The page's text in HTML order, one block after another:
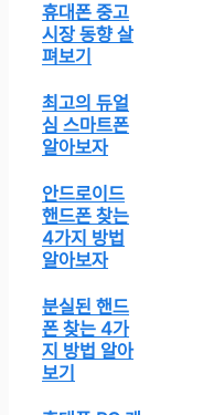
휴대폰 중고
시장 동향 살
펴보기
최고의 듀얼
심 스마트폰
알아보자
안드로이드
핸드폰 찾는
4가지 방법
알아보자
분실된 핸드
폰 찾는 4가
지 방법 알아
보기